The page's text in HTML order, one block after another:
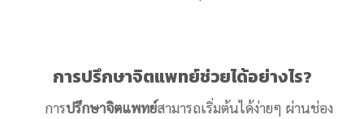
การปรึกษาจิตแพทย์ช่วยได้อย่างไร?
การปรึกษาจิตแพทย์สามารถเริ่มต้นได้ง่ายๆ ผ่านช่อง